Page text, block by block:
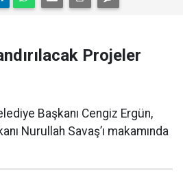
Projeler
Başkanı Cengiz Ergün,
Nurullah Savaş’ı makamında